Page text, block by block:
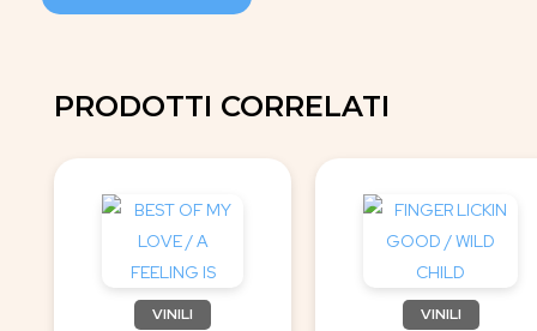
PRODOTTI CORRELATI
VINILI VINILI